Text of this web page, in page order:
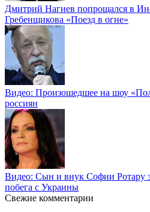
Дмитрий Нагиев попрощался в
Гребенщикова «Поезд в огне»
Видео: Произошедшее на шоу
россиян
Видео: Сын и внук Софии Ротару
побега с Украины
Свежие комментарии